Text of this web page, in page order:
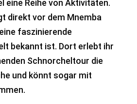
eine Reihe von Aktivitäten.
direkt vor dem Mnemba
faszinierende
bekannt ist. Dort erlebt ihr
Schnorcheltour die
und könnt sogar mit